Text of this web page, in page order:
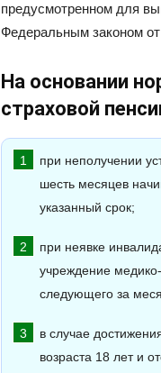
предусмотренном для
Федеральным законом
На основании
страховой
при неполучении
шесть месяцев
указанный срок;
при неявке
учреждение
следующего за
в случае
возраста 18 лет и